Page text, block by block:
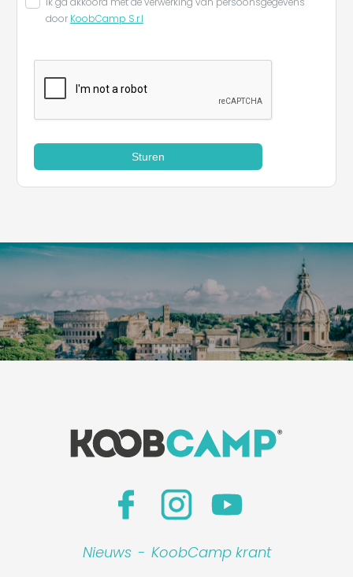
door KoobCamp S.r.l
Sturen
Nieuws - KoobCamp krant